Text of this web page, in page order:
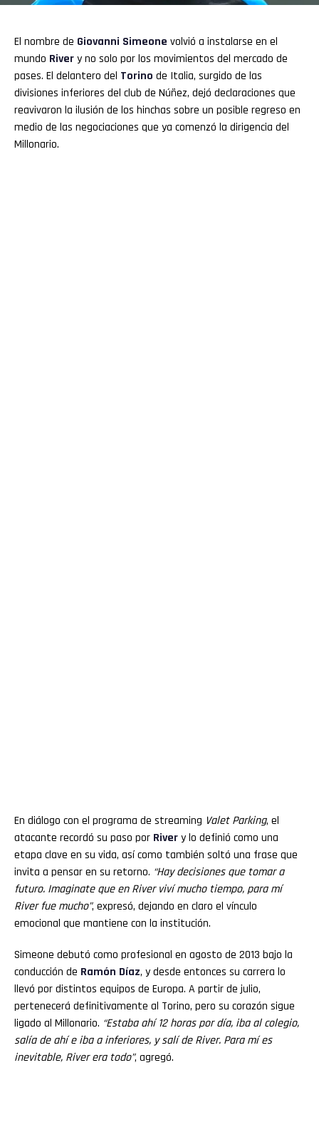
El nombre de Giovanni Simeone volvió a instalarse en el
mundo Rivery no solo por los movimientos del mercado de
pases. El delantero del Torino de Italia, surgido de las
divisiones inferiores del club de Núñez, dejó declaraciones que
reavivaron la ilusión de los hinchas sobre un posible regreso en
medio de las negociaciones que ya comenzó la dirigencia del
Millonario.
En diálogo con el programa de streaming Valet Parking, el
atacante recordó su paso por Rivery lo definió como una
etapa clave en su vida, así como también soltó una frase que
invita a pensar en su retorno. “Hay decisiones que tomar a
futuro. Imaginate que en River viví mucho tiempo, para mí
River fue mucho”, expresó, dejando en claro el vínculo
emocional que mantiene con la institución.
Simeone debutó como profesional en agosto de 2013 bajo la
conducción de Ramón Díaz, y desde entonces su carrera lo
llevó por distintos equipos de Europa. A partir de julio,
pertenecerá definitivamente al Torino, pero su corazón sigue
ligado al Millonario. “Estaba ahí 12 horas por día, iba al colegio,
salía de ahí e iba a inferiores, y salí de River. Para mí es
inevitable, River era todo”, agregó.